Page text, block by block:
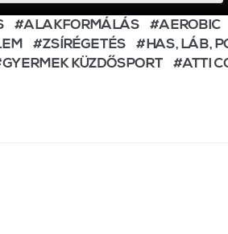
#ALAKFORMÁLÁS #AEROBIC
#ZSÍRÉGETÉS #HAS, LÁB,
KÜZDŐSPORT #ATTI